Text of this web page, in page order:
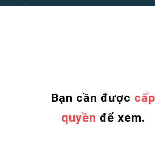
Bạn cần được cấp
quyền để xem.